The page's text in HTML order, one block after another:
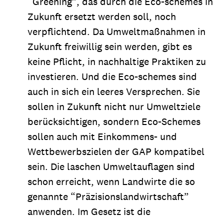
Zukunft ersetzt werden soll, noch
verpflichtend. Da Umweltmaßnahmen in
Zukunft freiwillig sein werden, gibt es
keine Pflicht, in nachhaltige Praktiken zu
investieren. Und die Eco-schemes sind
auch in sich ein leeres Versprechen. Sie
sollen in Zukunft nicht nur Umweltziele
berücksichtigen, sondern Eco-Schemes
sollen auch mit Einkommens- und
Wettbewerbszielen der GAP kompatibel
sein. Die laschen Umweltauflagen sind
schon erreicht, wenn Landwirte die so
genannte “Präzisionslandwirtschaft”
anwenden. Im Gesetz ist die